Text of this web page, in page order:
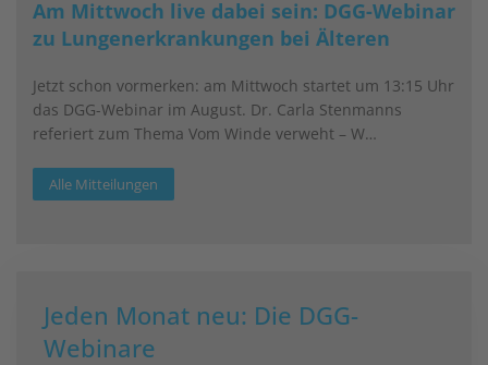
Am Mittwoch live dabei sein: DGG-Webinar
zu Lungenerkrankungen bei Älteren
Jetzt schon vormerken: am Mittwoch startet um 13:15 Uhr
das DGG-Webinar im August. Dr. Carla Stenmanns
referiert zum Thema Vom Winde verweht – W…
Alle Mitteilungen
Jeden Monat neu: Die DGG-
Webinare